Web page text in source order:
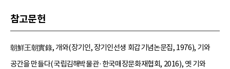
참고문헌
朝鮮王朝實錄, 개와(장기인, 장기인선생 회갑기념논문집, 1976), 기와
공간을 만들다(국립김해박물관·한국매장문화재협회, 2016), 옛 기와